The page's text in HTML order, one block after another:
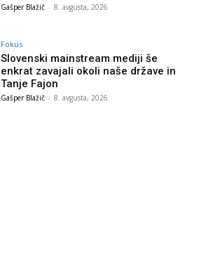
Gašper Blažič - 8. avgusta, 2026
Fokus
Slovenski mainstream mediji še
enkrat zavajali okoli naše države in
Tanje Fajon
Gašper Blažič - 8. avgusta, 2026